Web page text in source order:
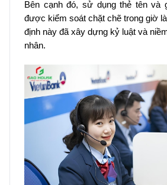
Bên cạnh đó, sử dụng thẻ tên và
được kiểm soát chặt chẽ trong giờ
định này đã xây dựng kỷ luật và
nhân.